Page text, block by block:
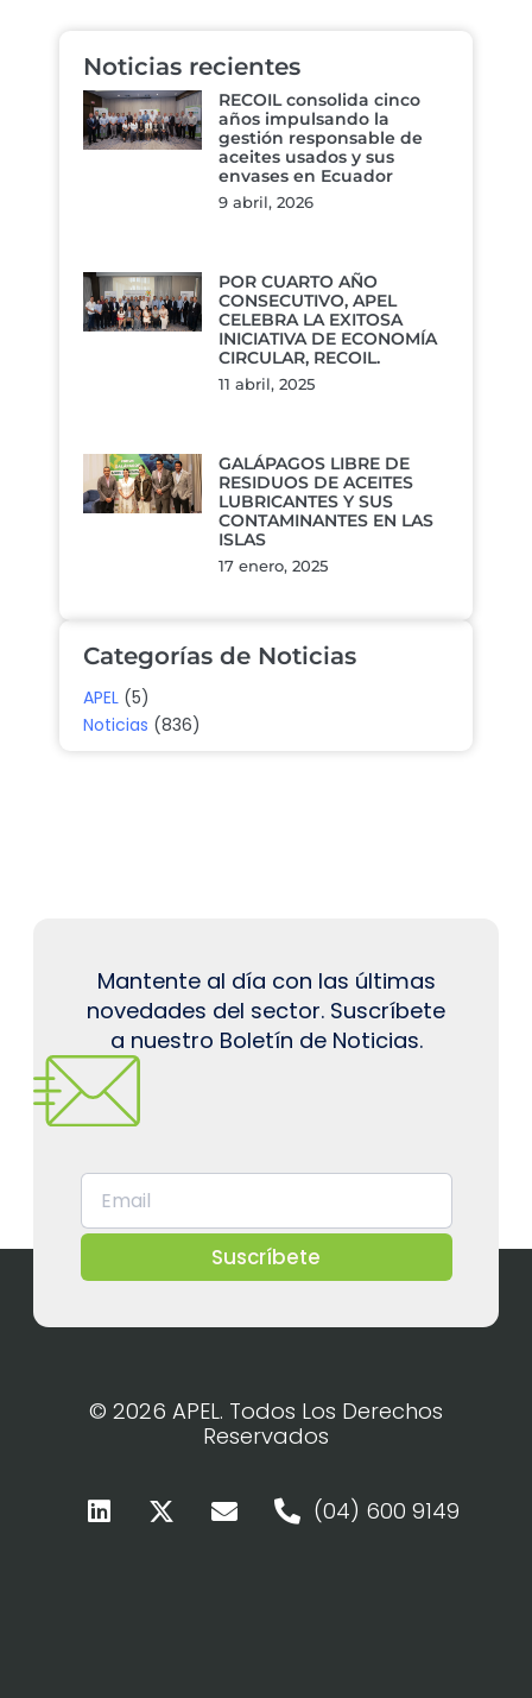
Noticias recientes
RECOIL consolida cinco
años impulsando la
gestión responsable de
aceites usados y sus
envases en Ecuador
9 abril, 2026
POR CUARTO AÑO
CONSECUTIVO, APEL
CELEBRA LA EXITOSA
INICIATIVA DE ECONOMÍA
CIRCULAR, RECOIL.
11 abril, 2025
GALÁPAGOS LIBRE DE
RESIDUOS DE ACEITES
LUBRICANTES Y SUS
CONTAMINANTES EN LAS
ISLAS
17 enero, 2025
Categorías de Noticias
APEL (5)
Noticias (836)
Mantente al día con las últimas
novedades del sector. Suscríbete
a nuestro Boletín de Noticias.
Suscríbete
© 2026 APEL. Todos Los Derechos
Reservados
(04) 600 9149